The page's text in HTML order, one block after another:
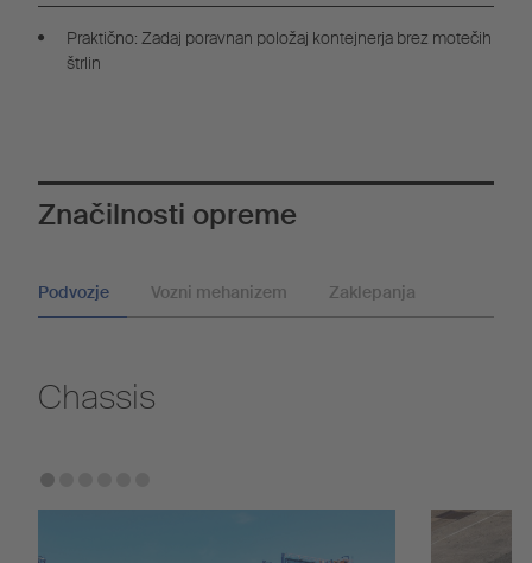
Praktično: Zadaj poravnan položaj kontejnerja brez motečih
štrlin
Značilnosti opreme
Podvozje Vozni mehanizem Zaklepanja
Chassis